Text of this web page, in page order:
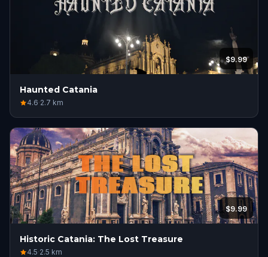
$9.99
Haunted Catania
4.6·2.7 km
$9.99
Historic Catania: The Lost Treasure
4.5·2.5 km